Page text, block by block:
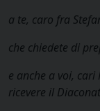
a te, caro fra
che chiedete di
e anche a voi,
ricevere il